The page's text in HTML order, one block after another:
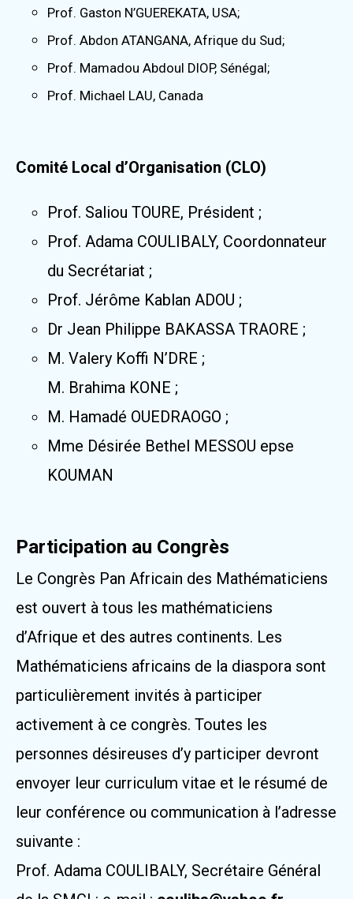
Prof. Gaston N’GUEREKATA, USA;
Prof. Abdon ATANGANA, Afrique du Sud;
Prof. Mamadou Abdoul DIOP, Sénégal;
Prof. Michael LAU, Canada
Comité Local d’Organisation (CLO)
Prof. Saliou TOURE, Président ;
Prof. Adama COULIBALY, Coordonnateur
du Secrétariat ;
Prof. Jérôme Kablan ADOU ;
Dr Jean Philippe BAKASSA TRAORE ;
M. Valery Koffi N’DRE ;
M. Brahima KONE ;
M. Hamadé OUEDRAOGO ;
Mme Désirée Bethel MESSOU epse
KOUMAN
Participation au Congrès
Le Congrès Pan Africain des Mathématiciens
est ouvert à tous les mathématiciens
d’Afrique et des autres continents. Les
Mathématiciens africains de la diaspora sont
particulièrement invités à participer
activement à ce congrès. Toutes les
personnes désireuses d’y participer devront
envoyer leur curriculum vitae et le résumé de
leur conférence ou communication à l’adresse
suivante :
Prof. Adama COULIBALY, Secrétaire Général